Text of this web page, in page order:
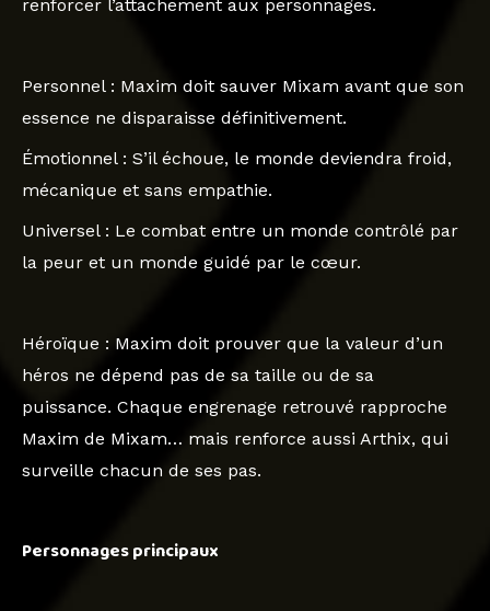
renforcer l’attachement aux personnages.
Personnel: Maxim doit sauver Mixam avant que son
essence ne disparaisse définitivement.
Émotionnel: S’il échoue, le monde deviendra froid,
mécanique et sans empathie.
Universel: Le combat entre un monde contrôlé par
la peur et un monde guidé par le cœur.
Héroïque : Maxim doit prouver que la valeur d’un
héros ne dépend pas de sa taille ou de sa
puissance. Chaque engrenage retrouvé rapproche
Maxim de Mixam… mais renforce aussi Arthix, qui
surveille chacun de ses pas.
Personnages principaux